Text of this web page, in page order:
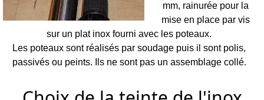
mm, rainurée pour la
mise en place par vis
sur un plat inox fourni avec les poteaux.
Les poteaux sont réalisés par soudage puis il sont polis,
passivés ou peints. Ils ne sont pas un assemblage collé.